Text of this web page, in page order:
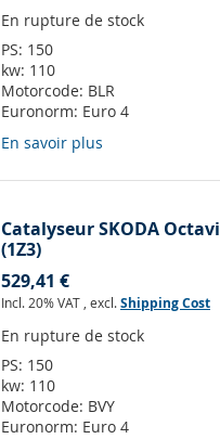
En rupture de stock
PS: 150
kw: 110
Motorcode: BLR
Euronorm: Euro 4
En savoir plus
Catalyseur SKODA
(1Z3)
529,41 €
Incl. 20% VAT , excl.Shipping Cost
En rupture de stock
PS: 150
kw: 110
Motorcode: BVY
Euronorm: Euro 4